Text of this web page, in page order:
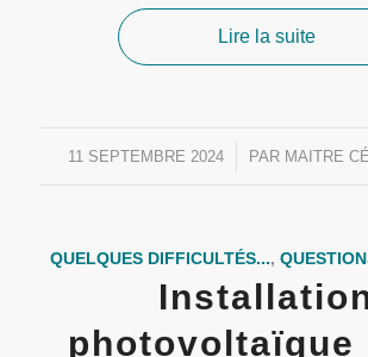
Lire la suite
11 SEPTEMBRE 2024
/ PAR MAITRE
QUELQUES DIFFICULTÉS...,
photovoltaïque